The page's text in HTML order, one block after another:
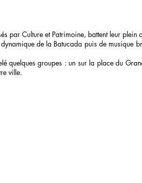
par Culture et Patrimoine, battent leur
de la Batucada puis de musique
quelques groupes : un sur la place du
ville.